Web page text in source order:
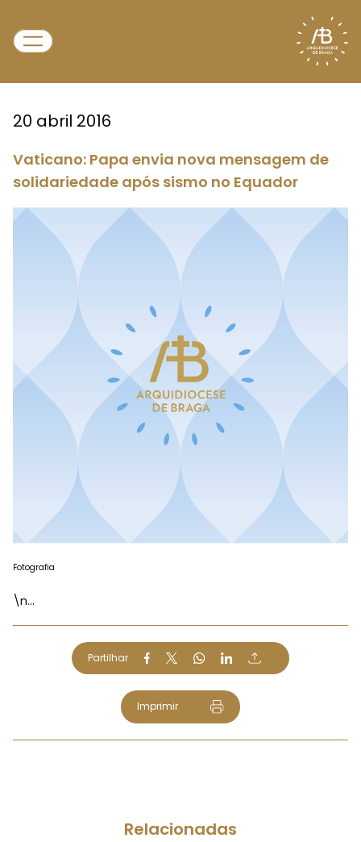
20 abril 2016
Vaticano: Papa envia nova mensagem de
solidariedade após sismo no Equador
Fotografia
\n...
Partilhar
Imprimir
Relacionadas